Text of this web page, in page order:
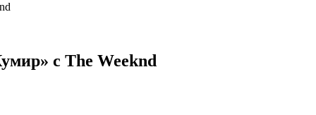
с The Weeknd